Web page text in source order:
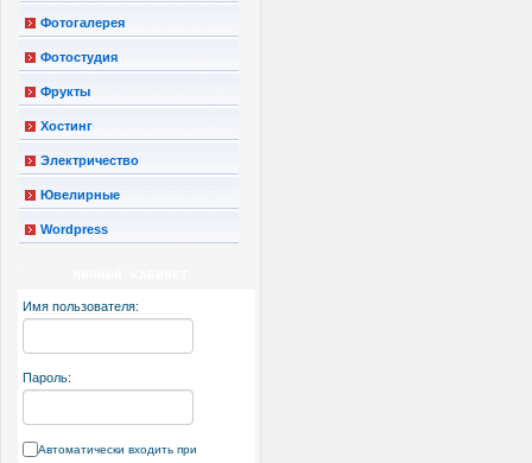
Фотогалерея
Фотостудия
Фрукты
Хостинг
Электричество
Ювелирные
Wordpress
Имя пользователя:
Пароль:
Автоматически входить при